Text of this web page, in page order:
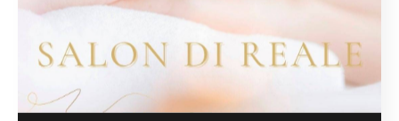
最近の投稿 Recent Posts